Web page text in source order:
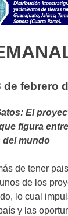
de febrero
El
figura
del mundo
de tener
de los
lo cual
y las